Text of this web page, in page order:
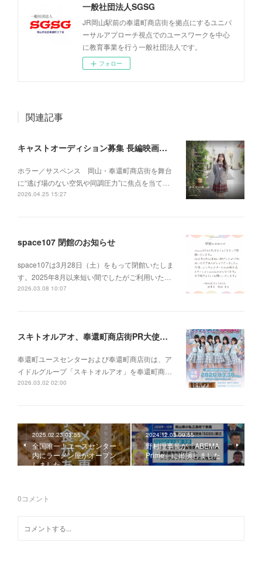
一般社団法人SGSG
JR岡山駅前の奉還町商店街を拠点にするユニバ
ーサルアプローチ視点でのユースワークを中心
に教育事業を行う一般社団法人です。
フォロー
関連記事
キャストオーディション募集 長編映画 『みんなの街』
ホラー／サスペンス 岡山・奉還町商店街を舞台
に“逃げ場のない空気や同調圧力”に焦点を当て…
2026.04.25 15:27
space107 閉館のお知らせ
space107は3月28日（土）をもって閉館いたしま
す。2025年8月以来短い間でしたがご利用いた…
2026.03.08 10:07
スキトオルアオ、奉還町商店街PR大使に就任
奉還町ユースセンターおよび奉還町商店街は、ア
イドルグループ「スキトオルアオ」を奉還町商…
2026.03.02 02:00
2025.02.23 03:55
全国唯一！ユースセンター
内にラーメン屋がオープン
しました
2024.12.03 09:55
野村理事長が「ABEMA
Prime」に出演しました
0コメント